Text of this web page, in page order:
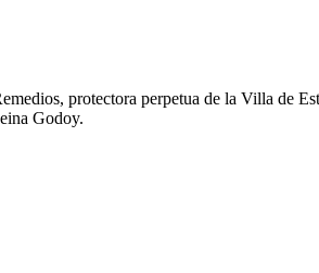
protectora perpetua de la Villa de
Godoy.